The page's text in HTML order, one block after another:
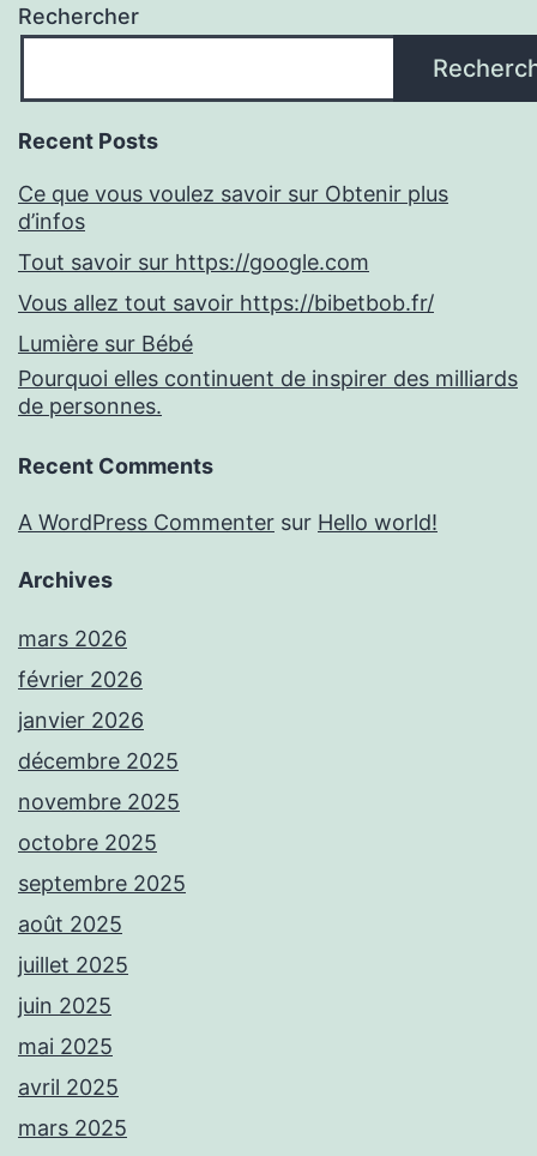
Rechercher
Recent Posts
Ce que vous voulez savoir sur Obtenir plus
d’infos
Tout savoir sur https://google.com
Vous allez tout savoir https://bibetbob.fr/
Lumière sur Bébé
Pourquoi elles continuent de inspirer des milliards
de personnes.
Recent Comments
A WordPress Commenter sur Hello world!
Archives
mars 2026
février 2026
janvier 2026
décembre 2025
novembre 2025
octobre 2025
septembre 2025
août 2025
juillet 2025
juin 2025
mai 2025
avril 2025
mars 2025